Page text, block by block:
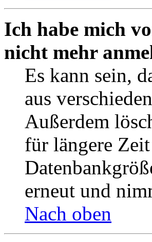
Ich habe mich
nicht mehr
Es kann sein,
aus
Außerdem
für längere
erneut und
Nach oben